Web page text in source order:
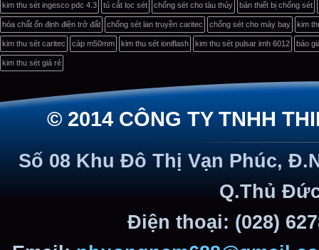
kim thu sét ingesco pdc 4.3 tủ cắt lọc sét chống sét cho tàu thủy bán thiết bị chống sét
hóa chất ổn định điện trở đất chống sét lan truyền caritec chống sét cho máy bay kim
kim thu sét caritec cáp m50mm kim thu sét ioniflash kim thu sét pulsar imh 6012 báo
kim thu sét giá rẻ
© 2014 CÔNG TY TNHH
Số 08 Khu Đô Thị Vạn Phúc,
Q.Thủ
Điện thoại: (028)